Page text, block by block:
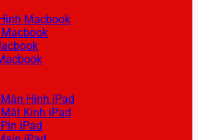
Macbook
Hình iPad
Kính iPad
iPad